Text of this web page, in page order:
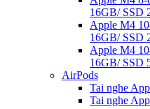
16GB/ SSD
Apple M4
16GB/ SSD
Apple M4
16GB/ SSD
AirPods
Tai nghe
Tai nghe